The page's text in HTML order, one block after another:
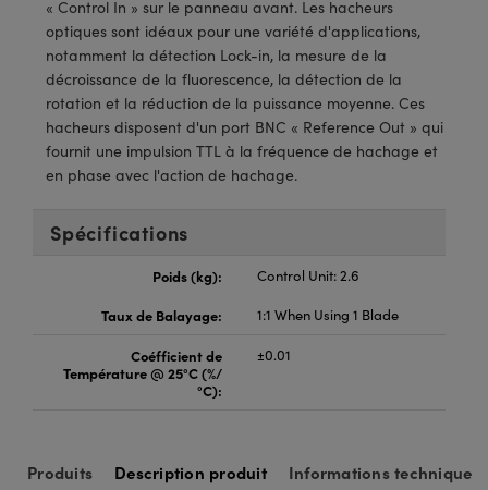
de Poche ou à Mesure Directe
: Microscopie
: Caméras
Gratings™
Optiques de SCHOTT
« Control In » sur le panneau avant. Les hacheurs
optiques sont idéaux pour une variété d'applications,
notamment la détection Lock-in, la mesure de la
décroissance de la fluorescence, la détection de la
rotation et la réduction de la puissance moyenne. Ces
hacheurs disposent d'un port BNC « Reference Out » qui
fournit une impulsion TTL à la fréquence de hachage et
en phase avec l'action de hachage.
Spécifications
Poids (kg):
Control Unit: 2.6
Taux de Balayage:
1:1 When Using 1 Blade
Coéfficient de
Température @ 25°C (%/
°C):
±0.01
Produits Description produit Informations techniques